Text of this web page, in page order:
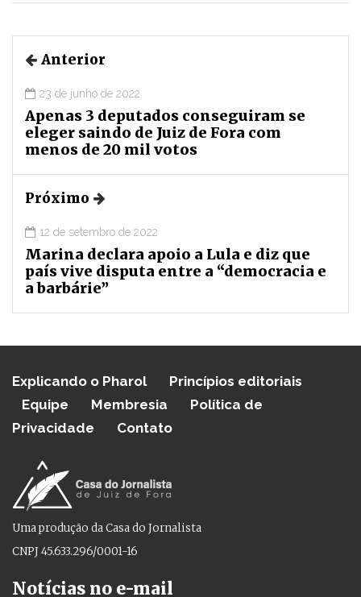
Anterior
23 de junho de 2022
Apenas 3 deputados conseguiram se
eleger saindo de Juiz de Fora com
menos de 20 mil votos
Próximo
12 de setembro de 2022
Marina declara apoio a Lula e diz que
país vive disputa entre a “democracia e
a barbárie”
Explicando o Pharol
Princípios editoriais
Equipe
Membresia
Política de
Privacidade
Contato
Uma produção da Casa do Jornalista
CNPJ 45.633.296/0001-16
Notícias no e-mail